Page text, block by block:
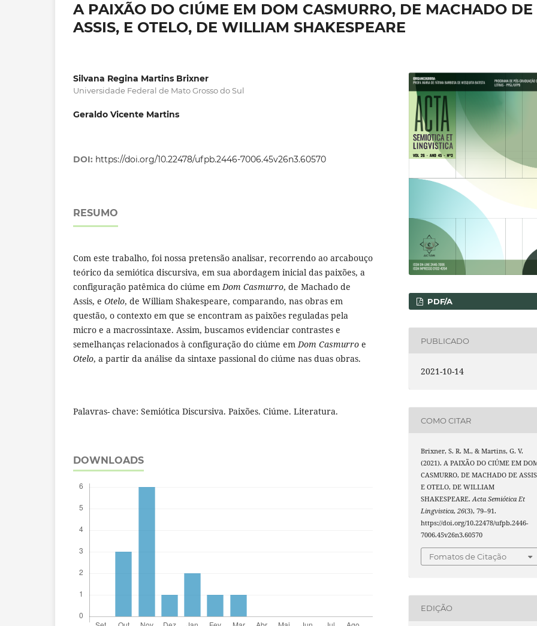
A PAIXÃO DO CIÚME EM DOM CASMURRO, DE MACHADO DE
ASSIS, E OTELO, DE WILLIAM SHAKESPEARE
Silvana Regina Martins Brixner
Universidade Federal de Mato Grosso do Sul
Geraldo Vicente Martins
DOI: https://doi.org/10.22478/ufpb.2446-7006.45v26n3.60570
RESUMO
Com este trabalho, foi nossa pretensão analisar, recorrendo ao arcabouço
teórico da semiótica discursiva, em sua abordagem inicial das paixões, a
configuração patêmica do ciúme emDom Casmurro, de Machado de
Assis, e Otelo, de William Shakespeare, comparando, nas obras em
questão, o contexto em que se encontram as paixões reguladas pela
micro e a macrossintaxe. Assim, buscamos evidenciar contrastes e
semelhanças relacionados à configuração do ciúme emDom Casmurro e
Otelo, a partir da análise da sintaxe passional do ciúme nas duas obras.
Palavras- chave: Semiótica Discursiva. Paixões. Ciúme. Literatura.
DOWNLOADS
PDF/A
PUBLICADO
2021-10-14
COMO CITAR
Brixner, S. R. M., & Martins, G. V.
(2021). A PAIXÃO DO CIÚME EM
CASMURRO, DE MACHADO DE
E OTELO, DE WILLIAM
SHAKESPEARE.Acta Semiótica Et
Lingvistica,26(3), 79–91.
https://doi.org/10.22478/ufpb.2446-
7006.45v26n3.60570
Fomatos de Citação
EDIÇÃO